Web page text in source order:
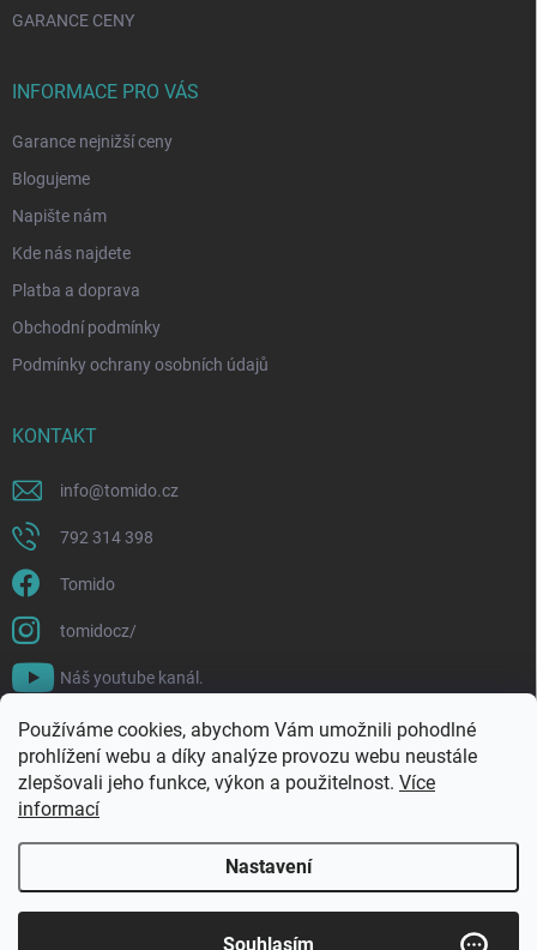
Používáme cookies, abychom Vám umožnili pohodlné
prohlížení webu a díky analýze provozu webu neustále
zlepšovali jeho funkce, výkon a použitelnost. Více
informací
Nastavení
Souhlasím
GARANCE CENY
INFORMACE PRO VÁS
Garance nejnižší ceny
Blogujeme
Napište nám
Kde nás najdete
Platba a doprava
Obchodní podmínky
Podmínky ochrany osobních údajů
KONTAKT
info@tomido.cz
792 314 398
Tomido
tomidocz/
Náš youtube kanál.
Tomido . Všechna práva vyhrazena.